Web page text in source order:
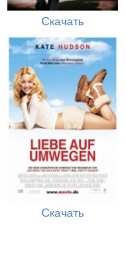
Скачать
Скачать